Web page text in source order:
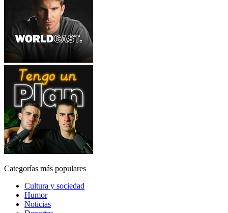
Categorías más populares
Cultura y sociedad
Humor
Noticias